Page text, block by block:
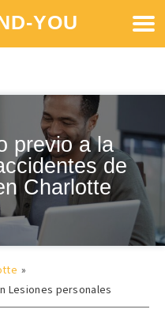
YOU
previo a la
de
Charlotte
»
Lesiones personales